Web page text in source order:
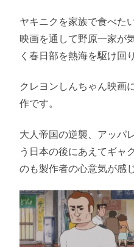
ヤキニクを家族で食べた
映画を通して野原一家が
く春日部を熱海を駆け回
クレヨンしんちゃん映画
作です。
大人帝国の逆襲、アッパ
う日本の後にあえてギャ
のも製作者の心意気が感